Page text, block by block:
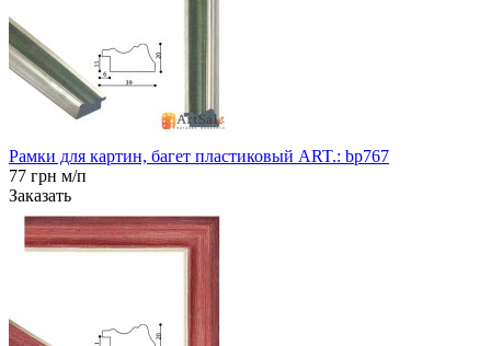
Рамки для картин, багет пластиковый ART.: bp767
77 грн м/п
Заказать